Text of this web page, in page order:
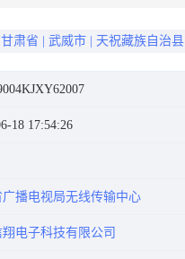
甘肃省 武威市 天祝藏族自治县
18 17:54:26
播电视局无线传输中心
电子科技有限公司